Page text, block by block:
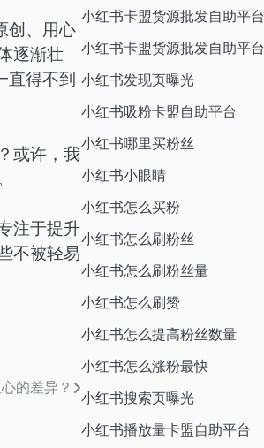
创、用心
逐渐壮
直得不到
或许，我
注于提升
不被轻易
的差异？
小红书卡盟货源批发自助平台
小红书卡盟货源批发自助平台
小红书发现页曝光
小红书吸粉卡盟自助平台
小红书哪里买粉丝
小红书小眼睛
小红书怎么买粉
小红书怎么刷粉丝
小红书怎么刷粉丝量
小红书怎么刷赞
小红书怎么提高粉丝数量
小红书怎么涨粉最快
小红书搜索页曝光
小红书播放量卡盟自助平台